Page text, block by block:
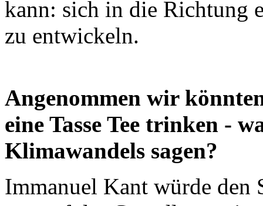
kann: sich in die Richtung
zu entwickeln.
Angenommen wir
eine Tasse Tee trinken -
Klimawandels sagen?
Immanuel Kant würde den